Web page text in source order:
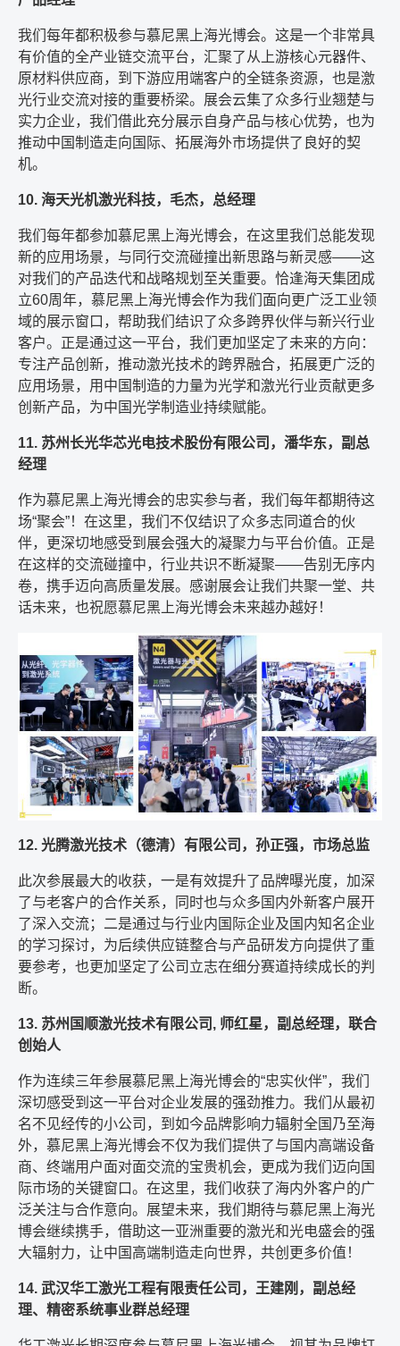
我们每年都积极参与慕尼黑上海光博会。这是一个非常具
有价值的全产业链交流平台，汇聚了从上游核心元器件、
原材料供应商，到下游应用端客户的全链条资源，也是激
光行业交流对接的重要桥梁。展会云集了众多行业翘楚与
实力企业，我们借此充分展示自身产品与核心优势，也为
推动中国制造走向国际、拓展海外市场提供了良好的契
机。
10. 海天光机激光科技，毛杰，总经理
我们每年都参加慕尼黑上海光博会，在这里我们总能发现
新的应用场景，与同行交流碰撞出新思路与新灵感——这
对我们的产品迭代和战略规划至关重要。恰逢海天集团成
立60周年，慕尼黑上海光博会作为我们面向更广泛工业领
域的展示窗口，帮助我们结识了众多跨界伙伴与新兴行业
客户。正是通过这一平台，我们更加坚定了未来的方向：
专注产品创新，推动激光技术的跨界融合，拓展更广泛的
应用场景，用中国制造的力量为光学和激光行业贡献更多
创新产品，为中国光学制造业持续赋能。
11. 苏州长光华芯光电技术股份有限公司， 潘华东， 副总
经理
作为慕尼黑上海光博会的忠实参与者，我们每年都期待这
场“聚会”！在这里，我们不仅结识了众多志同道合的伙
伴，更深切地感受到展会强大的凝聚力与平台价值。正是
在这样的交流碰撞中，行业共识不断凝聚——告别无序内
卷，携手迈向高质量发展。感谢展会让我们共聚一堂、共
话未来，也祝愿慕尼黑上海光博会未来越办越好！
12. 光腾激光技术（德清）有限公司，孙正强，市场总监
此次参展最大的收获，一是有效提升了品牌曝光度，加深
了与老客户的合作关系，同时也与众多国内外新客户展开
了深入交流；二是通过与行业内国际企业及国内知名企业
的学习探讨，为后续供应链整合与产品研发方向提供了重
要参考，也更加坚定了公司立志在细分赛道持续成长的判
断。
13. 苏州国顺激光技术有限公司, 师红星，副总经理，联合
创始人
作为连续三年参展慕尼黑上海光博会的“忠实伙伴”，我们
深切感受到这一平台对企业发展的强劲推力。我们从最初
名不见经传的小公司，到如今品牌影响力辐射全国乃至海
外，慕尼黑上海光博会不仅为我们提供了与国内高端设备
商、终端用户面对面交流的宝贵机会，更成为我们迈向国
际市场的关键窗口。在这里，我们收获了海内外客户的广
泛关注与合作意向。展望未来，我们期待与慕尼黑上海光
博会继续携手，借助这一亚洲重要的激光和光电盛会的强
大辐射力，让中国高端制造走向世界，共创更多价值！
14. 武汉华工激光工程有限责任公司，王建刚，副总经
理、精密系统事业群总经理